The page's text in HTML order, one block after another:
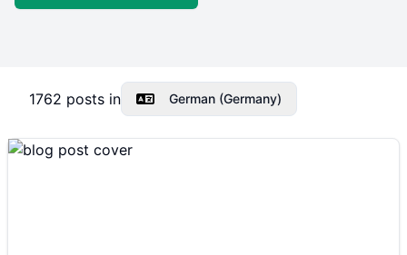
1762 posts in German (Germany)